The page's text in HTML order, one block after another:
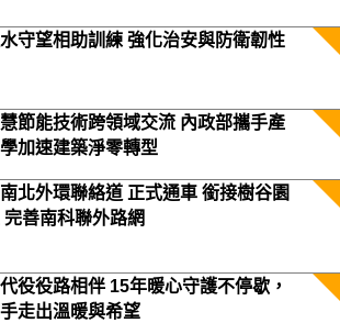
守望相助訓練 強化治安與防衛韌性
節能技術跨領域交流 內政部攜手產
加速建築淨零轉型
北外環聯絡道 正式通車 銜接樹谷園
完善南科聯外路網
役役路相伴 15年暖心守護不停歇，
走出溫暖與希望